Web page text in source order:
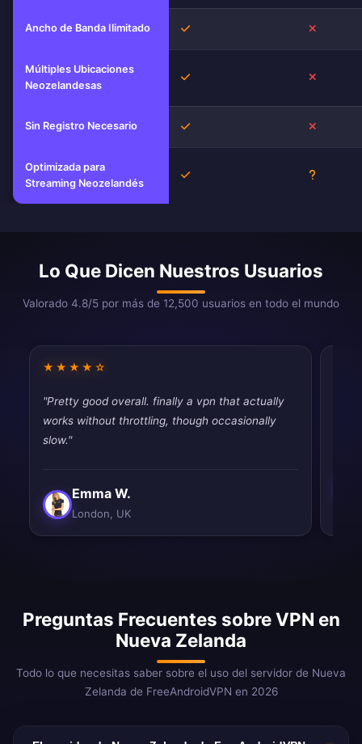
Ancho de Banda Ilimitado Sí
Múltiples Ubicaciones
Neozelandesas
Sí
Sin Registro Necesario Sí
Optimizada para
Streaming Neozelandés
Sí
Lo Que Dicen Nuestros Usuarios
Valorado 4.8/5 por más de 12,500 usuarios en todo el mundo
★★★★☆
"Pretty good overall. finally a vpn that actually
works without throttling, though occasionally
slow."
Emma W.
London, UK
Preguntas Frecuentes sobre VPN en
Nueva Zelanda
Todo lo que necesitas saber sobre el uso del servidor de Nueva
Zelanda de FreeAndroidVPN en 2026